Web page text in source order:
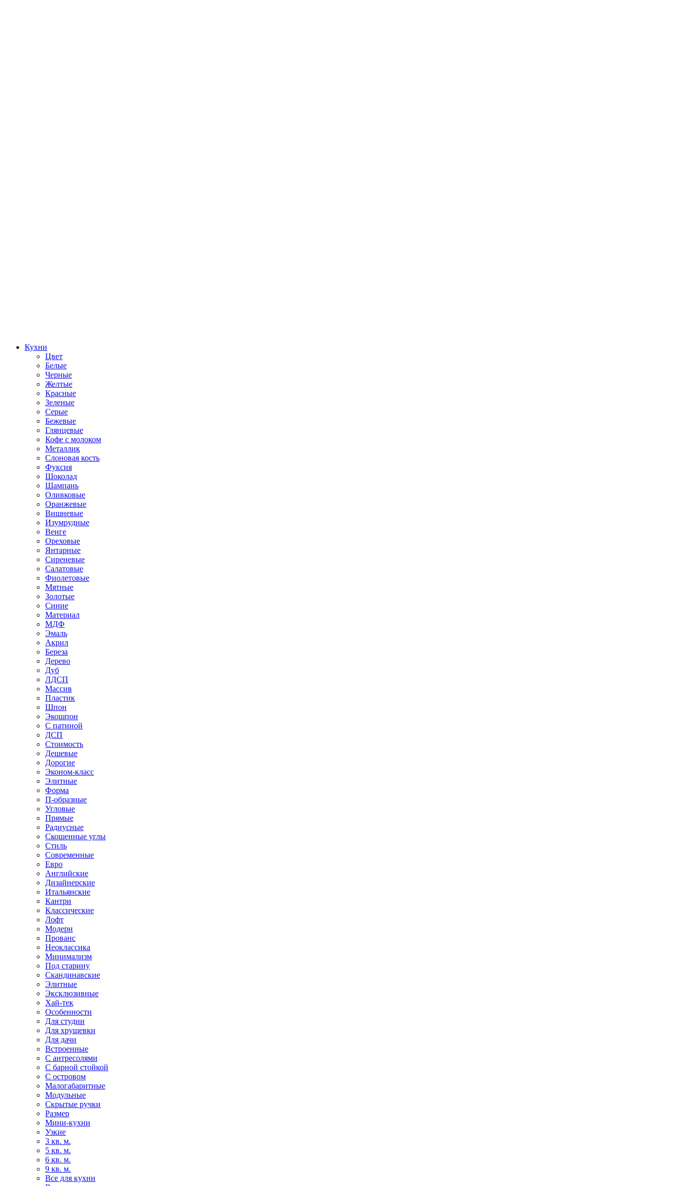
Кухни
Цвет
Белые
Черные
Желтые
Красные
Зеленые
Серые
Бежевые
Глянцевые
Кофе с молоком
Металлик
Слоновая кость
Фуксия
Шоколад
Шампань
Оливковые
Оранжевые
Вишневые
Изумрудные
Венге
Ореховые
Янтарные
Сиреневые
Салатовые
Фиолетовые
Мятные
Золотые
Синие
Материал
МДФ
Эмаль
Акрил
Береза
Дерево
Дуб
ЛДСП
Массив
Пластик
Шпон
Экошпон
С патиной
ДСП
Стоимость
Дешевые
Дорогие
Эконом-класс
Элитные
Форма
П-образные
Угловые
Прямые
Радиусные
Скошенные углы
Стиль
Современные
Евро
Английские
Дизайнерские
Итальянские
Кантри
Классические
Лофт
Модерн
Прованс
Неоклассика
Минимализм
Под старину
Скандинавские
Элитные
Эксклюзивные
Хай-тек
Особенности
Для студии
Для хрущевки
Для дачи
Встроенные
С антресолями
С барной стойкой
С островом
Малогабаритные
Модульные
Скрытые ручки
Размер
Мини-кухни
Узкие
3 кв. м.
5 кв. м.
6 кв. м.
9 кв. м.
Все для кухни